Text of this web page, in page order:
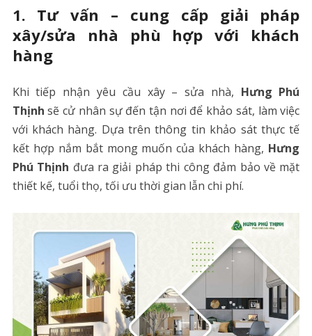
1. Tư vấn – cung cấp giải pháp
xây/sửa nhà phù hợp với khách
hàng
Khi tiếp nhận yêu cầu xây – sửa nhà, Hưng Phú
Thịnh sẽ cử nhân sự đến tận nơi để khảo sát, làm việc
với khách hàng. Dựa trên thông tin khảo sát thực tế
kết hợp nắm bắt mong muốn của khách hàng, Hưng
Phú Thịnh đưa ra giải pháp thi công đảm bảo về mặt
thiết kế, tuổi thọ, tối ưu thời gian lẫn chi phí.